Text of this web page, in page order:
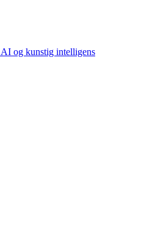
AI og kunstig intelligens